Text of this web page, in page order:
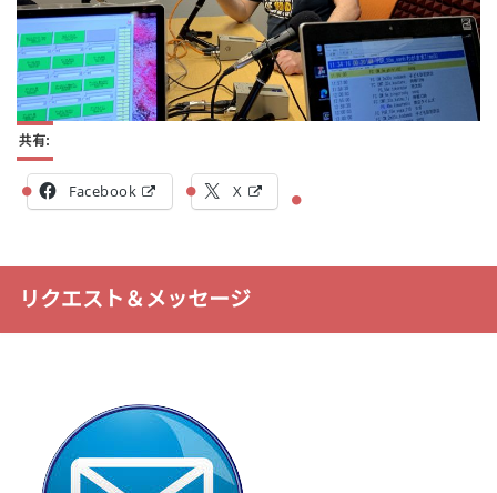
共有:
Facebook X
リクエスト＆メッセージ